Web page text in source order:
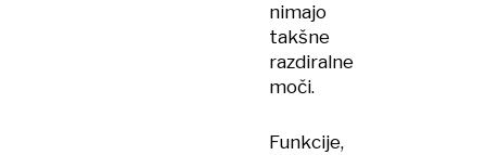
nimajo
takšne
razdiralne
moči.
Funkcije,